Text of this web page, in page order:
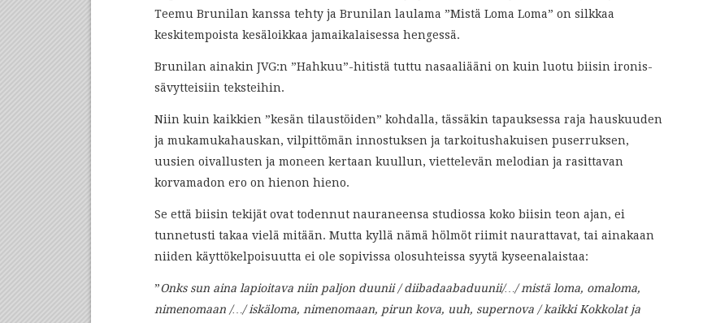
Teemu Brunilan kanssa tehty ja Brunilan laulama ”Mistä Loma Loma” on silkkaa
keskitempoista kesäloikkaa jamaikalaisessa hengessä.
Brunilan ainakin JVG:n ”Hahkuu”-hitistä tuttu nasaaliääni on kuin luotu biisin ironis-
sävytteisiin teksteihin.
Niin kuin kaikkien ”kesän tilaustöiden” kohdalla, tässäkin tapauksessa raja hauskuuden
ja mukamukahauskan, vilpittömän innostuksen ja tarkoitushakuisen puserruksen,
uusien oivallusten ja moneen kertaan kuullun, viettelevän melodian ja rasittavan
korvamadon ero on hienon hieno.
Se että biisin tekijät ovat todennut nauraneensa studiossa koko biisin teon ajan, ei
tunnetusti takaa vielä mitään. Mutta kyllä nämä hölmöt riimit naurattavat, tai ainakaan
niiden käyttökelpoisuutta ei ole sopivissa olosuhteissa syytä kyseenalaistaa:
”Onks sun aina lapioitava niin paljon duunii / diibadaabaduunii/…/ mistä loma, omaloma,
nimenomaan /…/ iskäloma, nimenomaan, pirun kova, uuh, supernova / kaikki Kokkolat ja